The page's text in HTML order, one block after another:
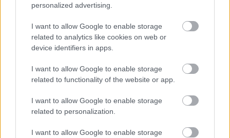
personalized advertising.
I want to allow Google to enable storage
related to analytics like cookies on web or
device identifiers in apps.
I want to allow Google to enable storage
related to functionality of the website or app.
I want to allow Google to enable storage
related to personalization.
I want to allow Google to enable storage
A beválogatott 14 előadás a magyar színházi
szakma gyermekszínházi műfajának erősségeit
vonultatja fel. A beválogatott és a 36 ajánlott
előadás mindenki számára alapot jelenthet, aki
gyermekszínházi előadást keres vagy kíván
bemutatni. Ezek az előadások megtalálhatók a
Fidelio most megjelent különszámában. A zsűri
a sajtótájékoztatón, akik egybehangzóan örömüknek
és várakozásuknak adtak hangot a várható